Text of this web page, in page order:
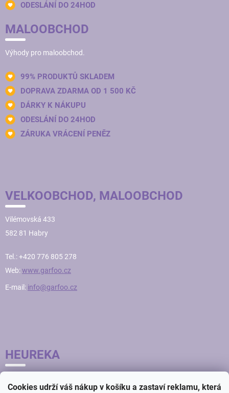
Cookies udrží váš nákup v košíku a zastaví reklamu, která
ODESLÁNÍ DO 24HOD
MALOOBCHOD
Výhody pro maloobchod.
99% PRODUKTŮ SKLADEM
DOPRAVA ZDARMA OD 1 500 KČ
DÁRKY K NÁKUPU
ODESLÁNÍ DO 24HOD
ZÁRUKA VRÁCENÍ PENĚZ
VELKOOBCHOD, MALOOBCHOD
Vilémovská 433
582 81 Habry
Tel.: +420 776 805 278
Web:www.garfoo.cz
E-mail: info@garfoo.cz
HEUREKA